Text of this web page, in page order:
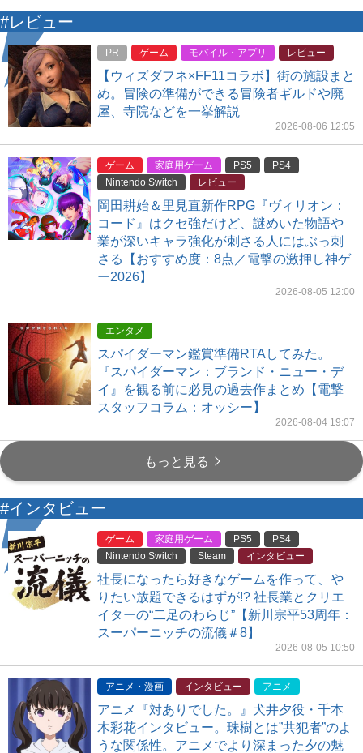
#レビュー
PR ゲーム モバイル・アプリ レビュー
【ウィズダフネ×FF11コラボ】街の施設まと
め。冒険の準備ができる冒険者ギルドや廃
屋、寺院などを一挙解説
2026-08-06 12:05
ゲーム 家庭用ゲーム PS5
PS4
Nintendo Switch
レビュー
岡田耕始＆里見直新作RPG『ヴィリオン：
コード』はクセ強だけど、謎めいた物語や
業が深いキャラ強化が刺さる人にはぶっ刺
さる【おすすめ度：8点／電撃の激押し神ゲ
ー2026】
2026-08-05 12:00
エンタメ
スパイダーマン鑑賞準備RTAしてみた。
『スパイダーマン：ブランド・ニュー・デ
イ』を観る前に必見の過去作まとめ【電撃
スタッフコラム：オッシー】
2026-08-04 19:07
もっと見る
#インタビュー
ゲーム 家庭用ゲーム PS5
PS4
Nintendo Switch
Steam インタビュー
社長になったら好きなゲームを作って、や
りたい放題できるはずが!? 社長業とクリエ
イターの“二足のわらじ”【新川宗平53周年：
スーパーニッチの流儀＃8】
2026-08-05 10:50
アニメ・漫画 インタビュー アニメ
アニメ『対ありでした。』犬井夕役・千本
木彩花インタビュー。珠樹とは”共犯者”のよ
うな関係性。アニメでより深まった夕の魅